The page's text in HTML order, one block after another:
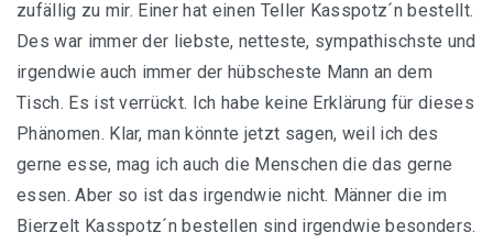
zufällig zu mir. Einer hat einen Teller Kasspotz´n bestellt.
Des war immer der liebste, netteste, sympathischste und
irgendwie auch immer der hübscheste Mann an dem
Tisch. Es ist verrückt. Ich habe keine Erklärung für dieses
Phänomen. Klar, man könnte jetzt sagen, weil ich des
gerne esse, mag ich auch die Menschen die das gerne
essen. Aber so ist das irgendwie nicht. Männer die im
Bierzelt Kasspotz´n bestellen sind irgendwie besonders.